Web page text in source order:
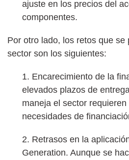
ajuste en los precios del
componentes.
Por otro lado, los retos que se
sector son los siguientes:
1. Encarecimiento de la
elevados plazos de
maneja el sector
necesidades de
2. Retrasos en la
Generation. Aunque se